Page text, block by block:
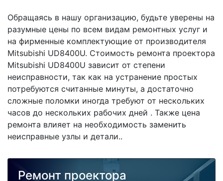
Обращаясь в нашу организацию, будьте уверены на
разумные цены по всем видам ремонтных услуг и
на фирменные комплектующие от производителя
Mitsubishi UD8400U. Стоимость ремонта проектора
Mitsubishi UD8400U зависит от степени
неисправности, так как на устранение простых
потребуются считанные минуты, а достаточно
сложные поломки иногда требуют от нескольких
часов до нескольких рабочих дней . Также цена
ремонта влияет на необходимость заменить
неисправные узлы и детали..
Ремонт проектора